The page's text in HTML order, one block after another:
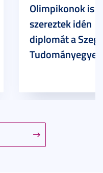
Olimpikonok is
szereztek idén
diplomát a